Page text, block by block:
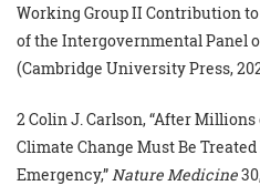
Working Group II Contribution
of the Intergovernmental Panel
(Cambridge University Press,
2 Colin J. Carlson, “After
Climate Change Must Be
Emergency,”Nature Medicine